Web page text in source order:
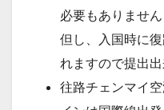
必要もありません
但し、入国時に
れますので提出
往路チェンマイ